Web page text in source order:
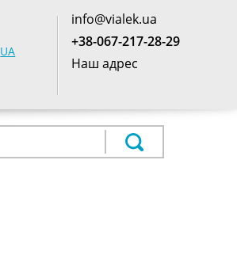
UA
info@vialek.ua
+38-067-217-28-29
Наш адрес